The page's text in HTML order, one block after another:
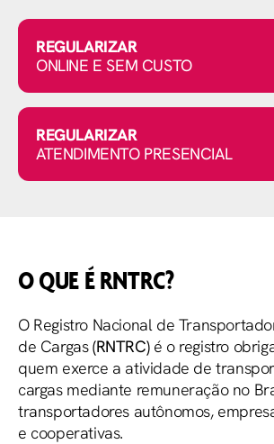
REGULARIZAR
ONLINE E SEM CUSTO
REGULARIZAR
ATENDIMENTO PRESENCIAL
O QUE É RNTRC?
O Registro Nacional de
de Cargas(RNTRC)é o registro
quem exerce a atividade de
cargas mediante remuneração no
transportadores autônomos,
e cooperativas.